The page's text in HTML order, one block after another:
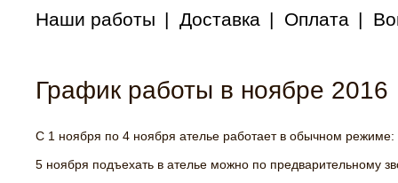
Наши работы Доставка Оплата
График работы в ноябре 2016
С 1 ноября по 4 ноября ателье работает в обычном
5 ноября подъехать в ателье можно по предварительному